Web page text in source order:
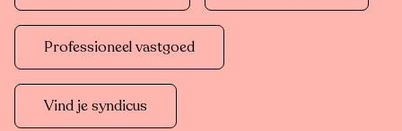
Professioneel vastgoed
Vind je syndicus